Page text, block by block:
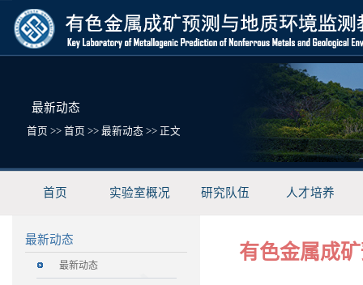
最新动态
首页 >> 首页 >> 最新动态 >> 正文
首页 实验室概况 研究队伍 人才培养
最新动态
最新动态
有色金属成